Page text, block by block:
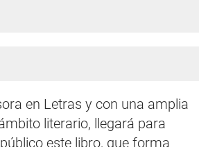
en Letras y con una amplia
literario, llegará para
este libro, que forma